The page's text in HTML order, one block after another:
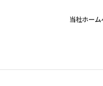
当社ホー